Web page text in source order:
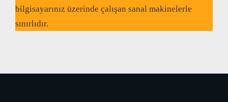
bilgisayarınız üzerinde çalışan sanal makinelerle
sınırlıdır.